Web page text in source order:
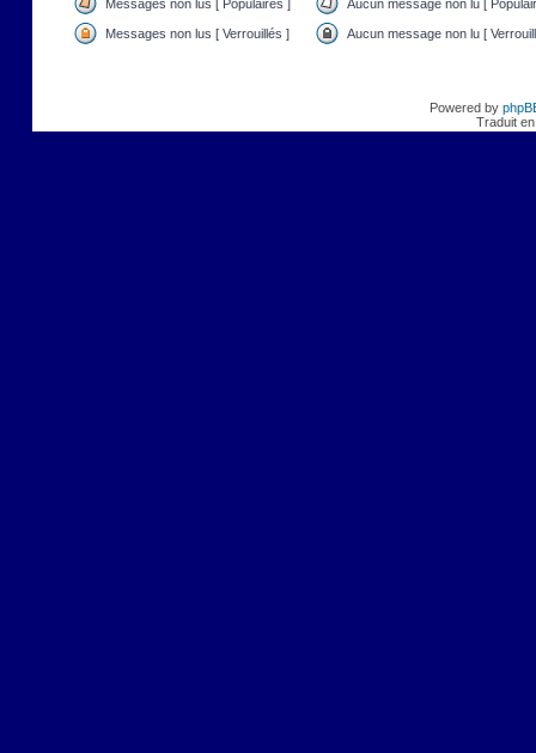
Messages non lus [ Populaires ] Aucun message non lu [
Messages non lus [ Verrouillés ] Aucun message non lu [
Powered by
Traduit